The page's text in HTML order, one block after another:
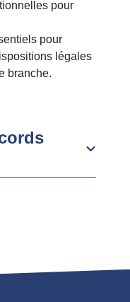
pour
pour
légales
branche.